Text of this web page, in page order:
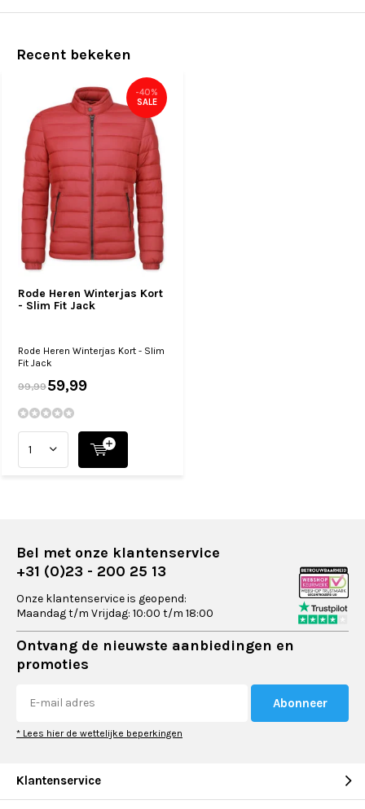
Recent bekeken
Rode Heren Winterjas Kort
- Slim Fit Jack
-40%
SALE
Rode Heren Winterjas Kort - Slim
Fit Jack
99,9959,99
Bel met onze klantenservice
+31 (0)23 - 200 25 13
Onze klantenservice is geopend:
Maandag t/m Vrijdag: 10:00 t/m 18:00
Ontvang de nieuwste aanbiedingen en
promoties
Abonneer
* Lees hier de wettelijke beperkingen
Klantenservice